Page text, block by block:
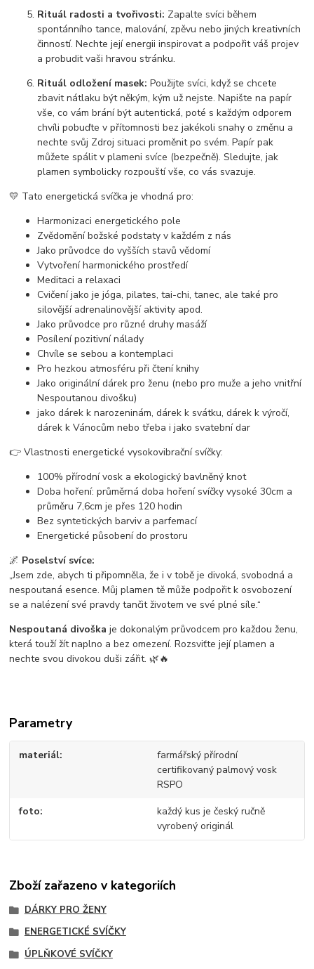
Rituál radosti a tvořivosti: Zapalte svíci během
spontánního tance, malování, zpěvu nebo jiných kreativních
činností. Nechte její energii inspirovat a podpořit váš projev
a probudit vaši hravou stránku.
Rituál odložení masek:Použijte svíci, když se chcete
zbavit nátlaku být někým, kým už nejste. Napište na papír
vše, co vám brání být autentická, poté s každým odporem
chvíli pobuďte v přítomnosti bez jakékoli snahy o změnu a
nechte svůj Zdroj situaci proměnit po svém. Papír pak
můžete spálit v plameni svíce (bezpečně). Sledujte, jak
plamen symbolicky rozpouští vše, co vás svazuje.
💛 Tato energetická svíčka je vhodná pro:
Harmonizaci energetického pole
Zvědomění božské podstaty v každém z nás
Jako průvodce do vyšších stavů vědomí
Vytvoření harmonického prostředí
Meditaci a relaxaci
Cvičení jako je jóga, pilates, tai-chi, tanec, ale také pro
silovější adrenalinovější aktivity apod.
Jako průvodce pro různé druhy masáží
Posílení pozitivní nálady
Chvíle se sebou a kontemplaci
Pro hezkou atmosféru při čtení knihy
Jako originální dárek pro ženu (nebo pro muže a jeho vnitřní
Nespoutanou divošku)
jako dárek k narozeninám, dárek k svátku, dárek k výročí,
dárek k Vánocům nebo třeba i jako svatební dar
👉 Vlastnosti energetické vysokovibrační svíčky:
100% přírodní vosk a ekologický bavlněný knot
Doba hoření: průměrná doba hoření svíčky vysoké 30cm a
průměru 7,6cm je přes 120 hodin
Bez syntetických barviv a parfemací
Energetické působení do prostoru
🌌 Poselství svíce:
„Jsem zde, abych ti připomněla, že i v tobě je divoká, svobodná a
nespoutaná esence. Můj plamen tě může podpořit k osvobození
se a nalézení své pravdy tančit životem ve své plné síle.“
Nespoutaná divoška je dokonalým průvodcem pro každou ženu,
která touží žít naplno a bez omezení. Rozsviťte její plamen a
nechte svou divokou duši zářit. 🌿🔥
Parametry
materiál
farmářský přírodní
certifikovaný palmový vosk
RSPO
foto
každý kus je český ručně
vyrobený originál
Zboží zařazeno v kategoriích
DÁRKY PRO ŽENY
ENERGETICKÉ SVÍČKY
ÚPLŇKOVÉ SVÍČKY